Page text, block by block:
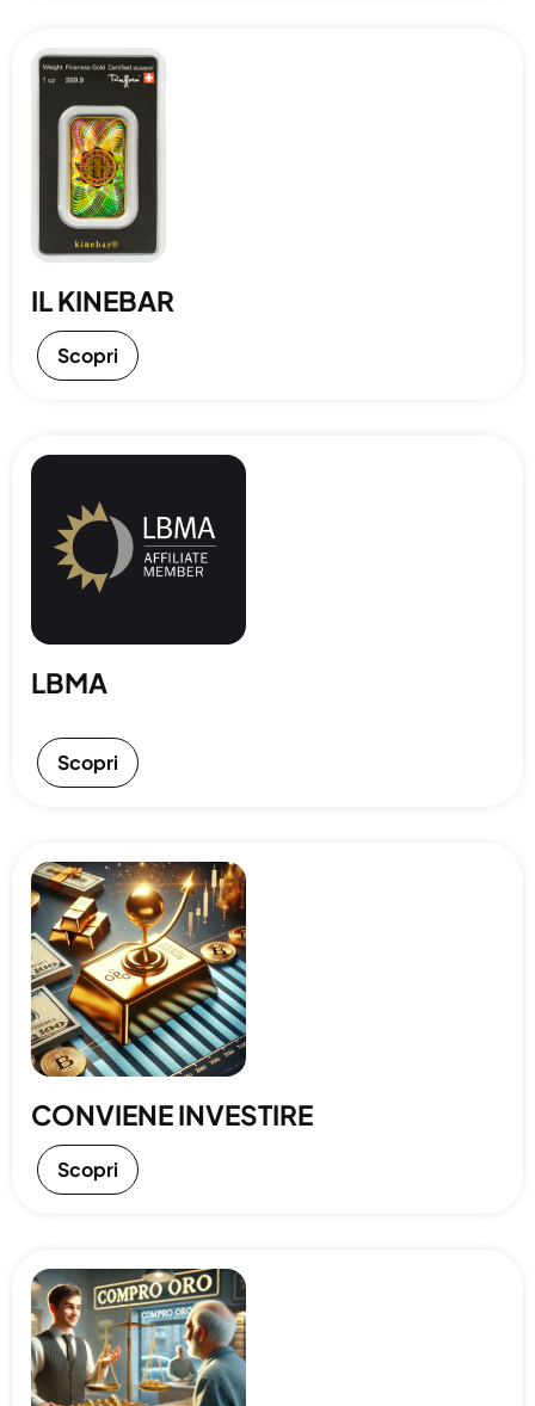
IL KINEBAR
Scopri
LBMA
Scopri
CONVIENE INVESTIRE
Scopri